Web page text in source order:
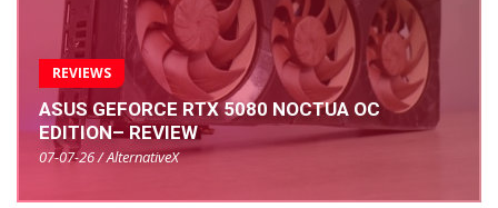
REVIEWS
ASUS GEFORCE RTX 5080 NOCTUA OC
EDITION– REVIEW
07-07-26 / AlternativeX